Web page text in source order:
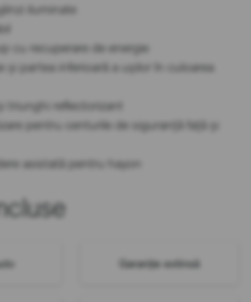
iluminate
cu recuperare de energie
și partea inferioară a ușilor în culoarea
triunghi reflectorizant
pentru centurile de siguranță față și
asistată pentru hayon
Garanție extinsă